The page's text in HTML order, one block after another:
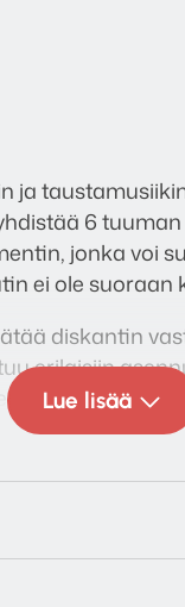
ja
6
jonka voi
ei ole suoraan
diskantin
erilaisiin
ja siistiin
valinta
Lue lisää